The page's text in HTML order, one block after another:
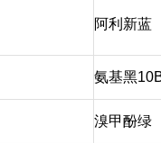
阿利新蓝
氨基黑
溴甲酚绿